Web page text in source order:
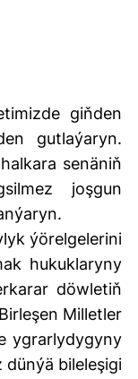
giňden
gutlaýaryn.
senäniň
joşgun
ýörelgelerini
hukuklaryny
döwletiň
Milletler
ygrarlydygyny
bileleşigi